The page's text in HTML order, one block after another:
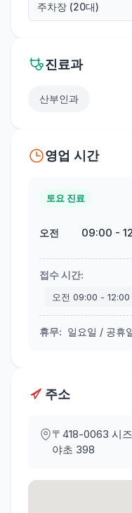
주차장 (20대)
진료과
산부인과
영업 시간
토요 진료
오전 09:00 -
접수 시간:
오전 09:00 - 12:00
휴무: 일요일 / 공휴
주소
〒418-0063 시
야초 398